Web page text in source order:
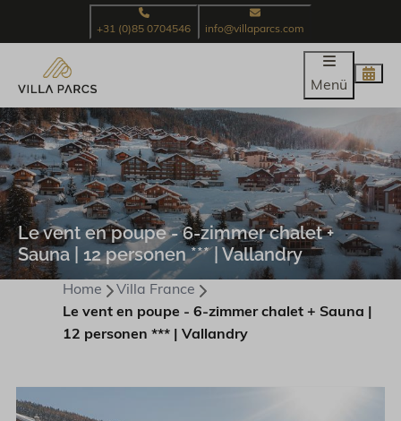
+31 (0)85 0704546 info@villaparcs.com
Menü
Le vent en poupe - 6-zimmer chalet +
Sauna | 12 personen *** | Vallandry
Home
Villa France
Le vent en poupe - 6-zimmer chalet + Sauna |
12 personen *** | Vallandry